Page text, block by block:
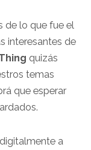
de lo que fue el
interesantes de
quizás
temas
que esperar
a